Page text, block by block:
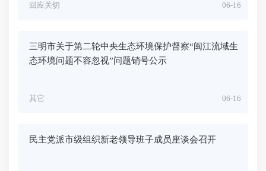
06-16
回应关切
三明市关于第二轮中央生态环境保护督察“闽江流域生
态环境问题不容忽视”问题销号公示
06-16
其它
民主党派市级组织新老领导班子成员座谈会召开